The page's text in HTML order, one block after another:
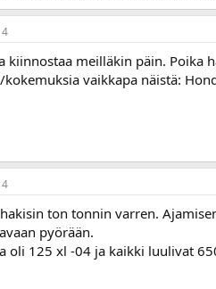
kiinnostaa meilläkin päin. Poika
vaikkapa näistä:
ton tonnin varren.
pyörään.
oli 125 xl -04 ja kaikki luulivat